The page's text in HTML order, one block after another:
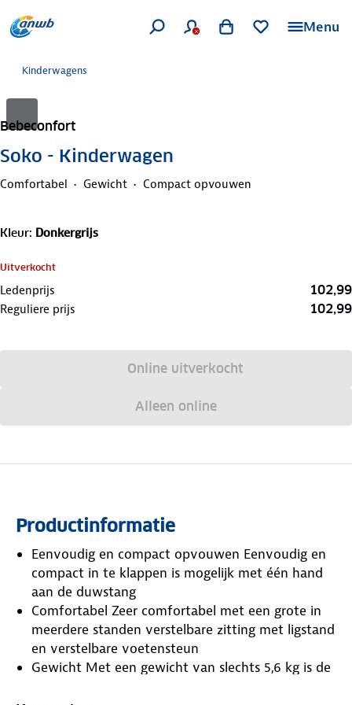
Menu
Kinderwagens
Bebeconfort
Soko - Kinderwagen
Comfortabel Gewicht Compact opvouwen
Kleur: Donkergrijs
Uitverkocht
Ledenprijs 102,99
Reguliere prijs 102,99
Online uitverkocht
Alleen online
Productinformatie
Eenvoudig en compact opvouwen Eenvoudig en
compact in te klappen is mogelijk met één hand
aan de duwstang
Comfortabel Zeer comfortabel met een grote in
meerdere standen verstelbare zitting met ligstand
en verstelbare voetensteun
Gewicht Met een gewicht van slechts 5,6 kg is de